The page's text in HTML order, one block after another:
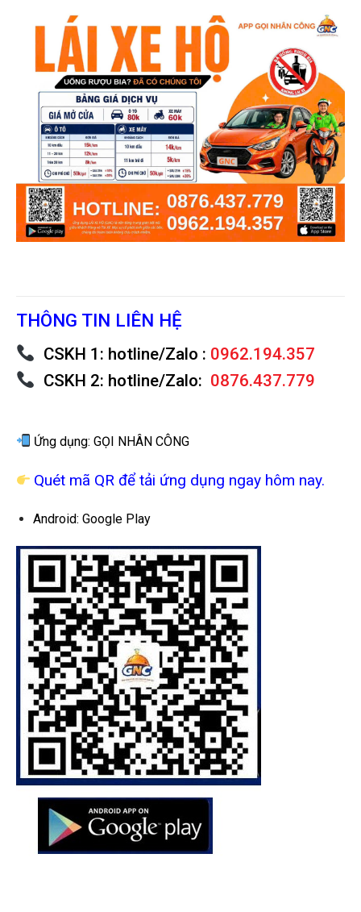
THÔNG TIN LIÊN HỆ
CSKH 1: hotline/Zalo : 0962.194.357
CSKH 2: hotline/Zalo: 0876.437.779
Ứng dụng:GỌI NHÂN CÔNG
Quét mã QR để tải ứng dụng ngay hôm nay.
Android: Google Play